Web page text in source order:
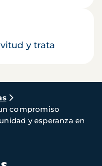
y trata
compromiso
y esperanza en